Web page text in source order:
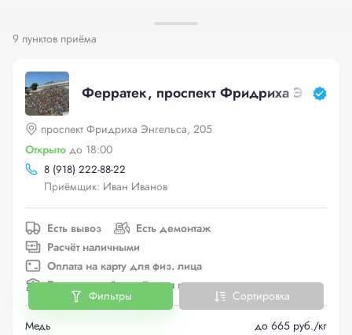
9 пунктов приёма
Ферратек, проспект Фридриха
проспект Фридриха Энгельса, 205
Открыто до 18:00
8 (918) 222-88-22
Приёмщик: Иван Иванов
Есть вывоз
Есть демонтаж
Расчёт наличными
Оплата на карту для физ. лица
Безналичный расчёт для юр. лица
Медь до 665 руб./кг
Фильтры Сортировка